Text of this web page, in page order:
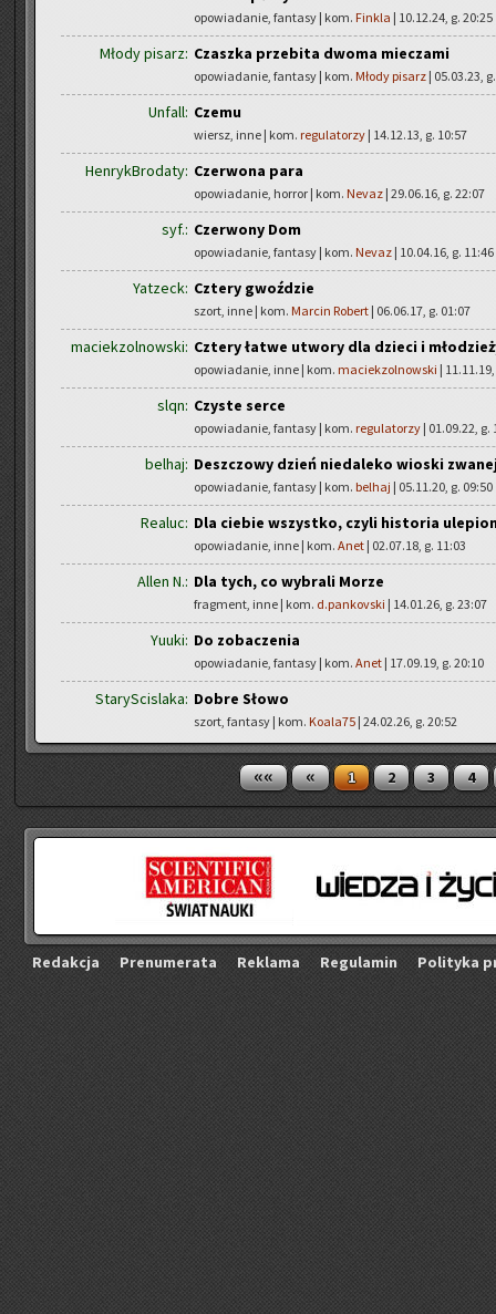
opowiadanie, fantasy | kom. Finkla | 10.12.24, g. 20:25
Młody pisarz: Czaszka przebita dwoma mieczami
opowiadanie, fantasy | kom. Młody pisarz | 05.03.23,
Unfall: Czemu
wiersz, inne | kom. regulatorzy | 14.12.13, g. 10:57
HenrykBrodaty: Czerwona para
opowiadanie, horror | kom. Nevaz | 29.06.16, g. 22:07
syf.: Czerwony Dom
opowiadanie, fantasy | kom. Nevaz | 10.04.16, g. 11:46
Yatzeck: Cztery gwoździe
szort, inne | kom. Marcin Robert | 06.06.17, g. 01:07
maciekzolnowski: Cztery łatwe utwory dla dzieci i
opowiadanie, inne | kom. maciekzolnowski |
slqn: Czyste serce
opowiadanie, fantasy | kom. regulatorzy | 01.09.22, g.
belhaj: Deszczowy dzień niedaleko wioski
opowiadanie, fantasy | kom. belhaj | 05.11.20, g. 09:50
Realuc: Dla ciebie wszystko, czyli historia
opowiadanie, inne | kom. Anet | 02.07.18, g. 11:03
Allen N.: Dla tych, co wybrali Morze
fragment, inne | kom. d.pankovski | 14.01.26, g. 23:07
Yuuki: Do zobaczenia
opowiadanie, fantasy | kom. Anet | 17.09.19, g. 20:10
StaryScislaka: Dobre Słowo
szort, fantasy | kom. Koala75 | 24.02.26, g. 20:52
«« « 1 2 3 4
Re­dak­cja Pre­nu­me­ra­ta Re­kla­ma Re­gu­la­min Po­li­ty­ka